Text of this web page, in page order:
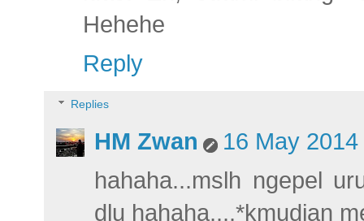
Hehehe
Reply
Replies
HM Zwan
16 May
hahaha...mslh ngepel
dlu hahaha....*kmudian